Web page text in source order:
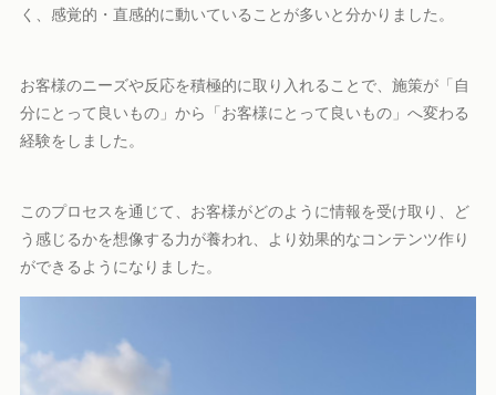
く、感覚的・直感的に動いていることが多いと分かりました。
お客様のニーズや反応を積極的に取り入れることで、施策が「自
分にとって良いもの」から「お客様にとって良いもの」へ変わる
経験をしました。
このプロセスを通じて、お客様がどのように情報を受け取り、ど
う感じるかを想像する力が養われ、より効果的なコンテンツ作り
ができるようになりました。